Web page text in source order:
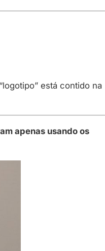
está contido na
apenas usando os